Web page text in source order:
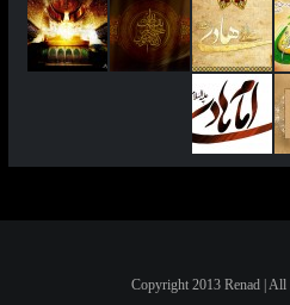
Copyright 2013 Renad | All